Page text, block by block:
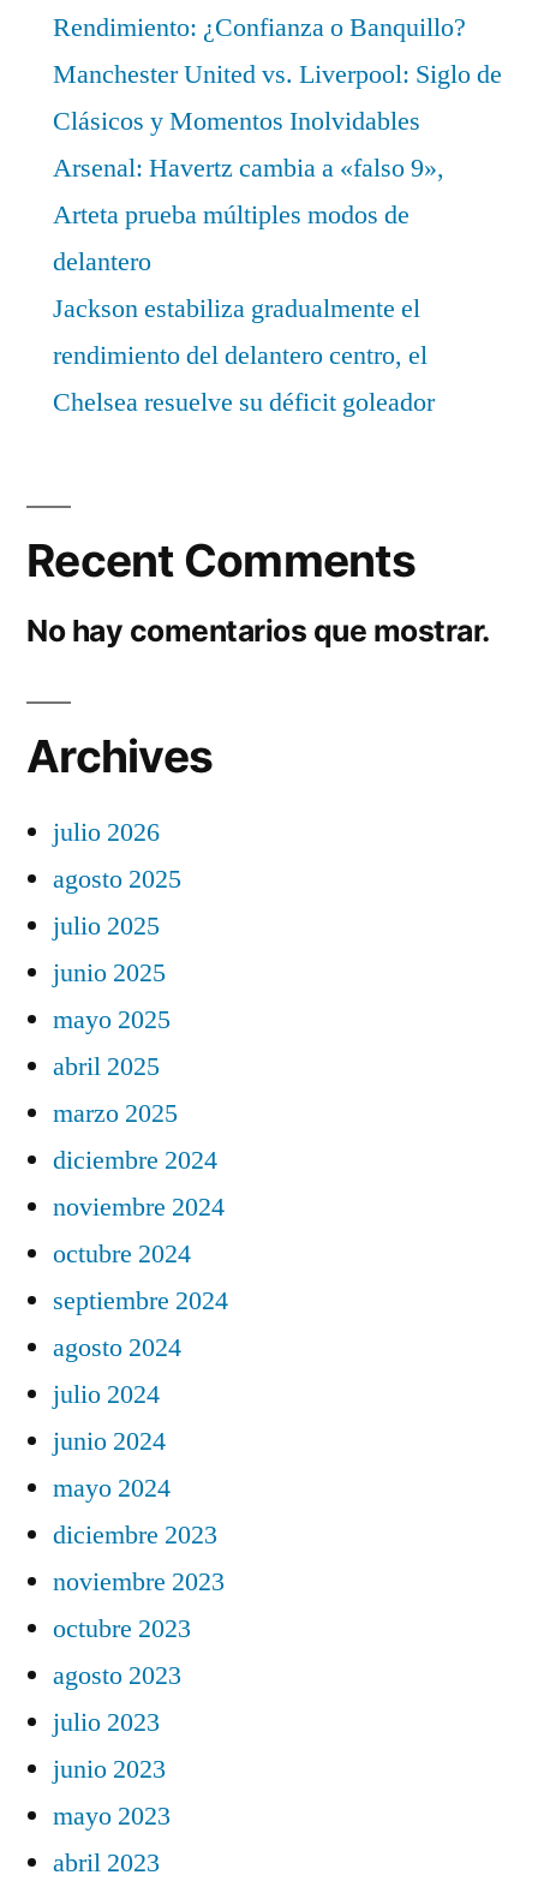
Rendimiento: ¿Confianza o Banquillo?
Manchester United vs. Liverpool: Siglo de
Clásicos y Momentos Inolvidables
Arsenal: Havertz cambia a «falso 9»,
Arteta prueba múltiples modos de
delantero
Jackson estabiliza gradualmente el
rendimiento del delantero centro, el
Chelsea resuelve su déficit goleador
Recent Comments
No hay comentarios que mostrar.
Archives
julio 2026
agosto 2025
julio 2025
junio 2025
mayo 2025
abril 2025
marzo 2025
diciembre 2024
noviembre 2024
octubre 2024
septiembre 2024
agosto 2024
julio 2024
junio 2024
mayo 2024
diciembre 2023
noviembre 2023
octubre 2023
agosto 2023
julio 2023
junio 2023
mayo 2023
abril 2023